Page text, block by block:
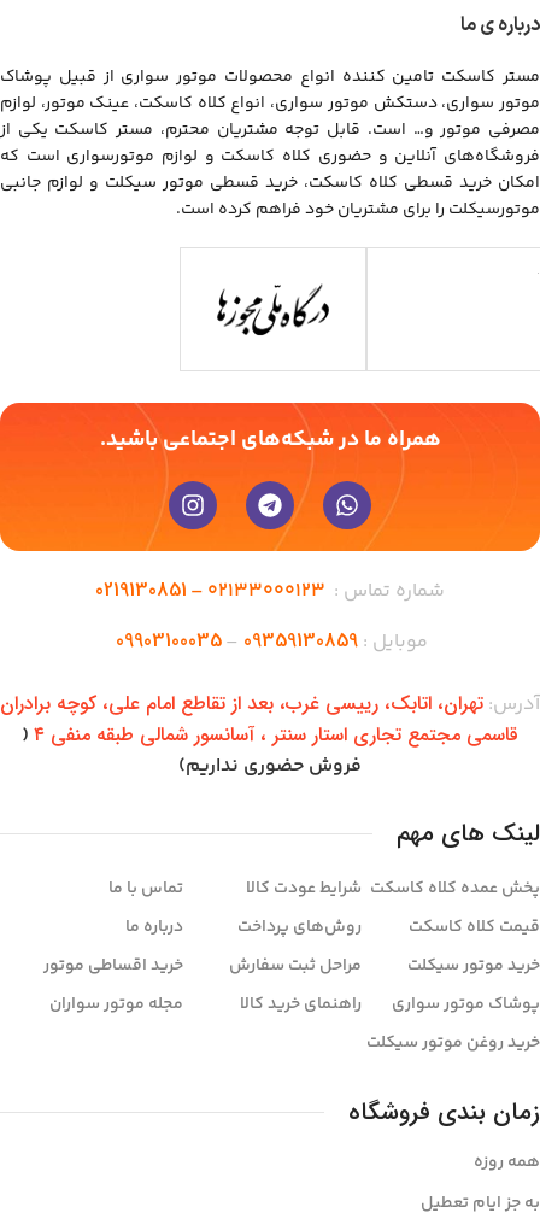
درباره ی ما
مستر کاسکت تامین کننده انواع محصولات موتور سواری از قبیل پوشاک
موتور سواری، دستکش موتور سواری، انواع کلاه کاسکت، عینک موتور، لوازم
مصرفی موتور و… است. قابل توجه مشتریان محترم، مستر کاسکت یکی از
فروشگاه‌های آنلاین و حضوری کلاه کاسکت و لوازم موتورسواری است که
امکان خرید قسطی کلاه کاسکت، خرید قسطی موتور سیکلت و لوازم جانبی
موتورسیکلت را برای مشتریان خود فراهم کرده است.
همراه ما در شبکه‌های اجتماعی باشید.
شماره تماس : 02133000123 –
0219130851
موبایل : 09359130859
–
09903100035
آدرس: تهران،‌ اتابک، رییسی غرب، بعد از تقاطع امام علی، کوچه برادران
قاسمی مجتمع تجاری استار سنتر ، آسانسور شمالی طبقه منفی ۴
(
فروش حضوری نداریم)
لینک های مهم
پخش عمده کلاه کاسکت
قیمت کلاه کاسکت
خرید موتور سیکلت
پوشاک موتور سواری
خرید روغن موتور سیکلت
شرایط عودت کالا
روش‌های پرداخت
مراحل ثبت سفارش
راهنمای خرید کالا
تماس با ما
درباره ما
خرید اقساطی موتور
مجله موتور سواران
زمان بندی فروشگاه
همه روزه
به جز ایام تعطیل